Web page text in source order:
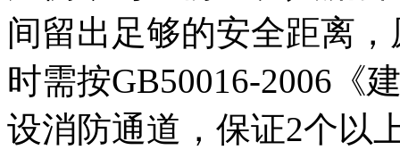
间留出足够的安全距离
时需按GB50016-2006《
设消防通道，保证2个以